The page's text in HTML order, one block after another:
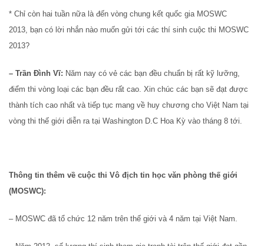
* Chỉ còn hai tuần nữa là đến vòng chung kết quốc gia MOSWC
2013, bạn có lời nhắn nào muốn gửi tới các thí sinh cuộc thi MOSWC
2013?
– Trần Đình Vĩ: Năm nay có vẻ các bạn đều chuẩn bị rất kỹ lưỡng,
điểm thi vòng loại các bạn đều rất cao. Xin chúc các bạn sẽ đạt được
thành tích cao nhất và tiếp tục mang về huy chương cho Việt Nam tại
vòng thi thế giới diễn ra tại Washington D.C Hoa Kỳ vào tháng 8 tới.
Thông tin thêm về cuộc thi Vô địch tin học văn phòng thế giới
(MOSWC):
– MOSWC đã tổ chức 12 năm trên thế giới và 4 năm tại Việt Nam.